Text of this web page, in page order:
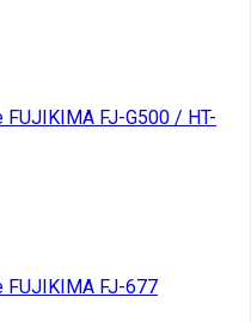
FUJIKIMA FJ-G500 / HT-
FUJIKIMA FJ-677